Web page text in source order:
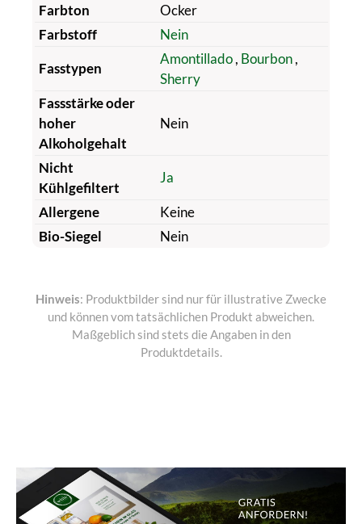
Farbton
Ocker
Farbstoff
Nein
Fasstypen
Amontillado, Bourbon,
Sherry
Fassstärke oder
hoher
Alkoholgehalt
Nein
Nicht
Kühlgefiltert
Ja
Allergene
Keine
Bio-Siegel
Nein
Hinweis: Produktbilder sind nur für illustrative Zwecke
und können vom tatsächlichen Produkt abweichen.
Maßgeblich sind stets die Angaben in den
Produktdetails.